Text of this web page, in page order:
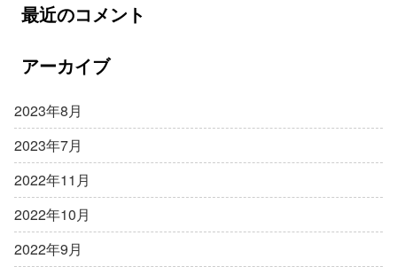
最近のコメント
アーカイブ
2023年8月
2023年7月
2022年11月
2022年10月
2022年9月